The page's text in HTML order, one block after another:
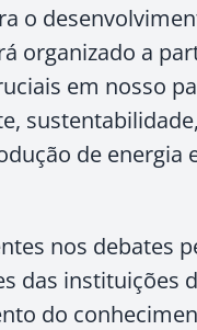
o
organizado a
em nosso
de energia
nos debates
das instituições
do